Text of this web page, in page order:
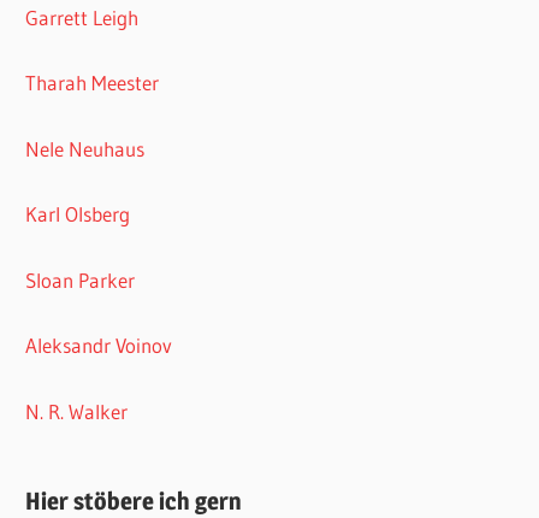
Garrett Leigh
Tharah Meester
Nele Neuhaus
Karl Olsberg
Sloan Parker
Aleksandr Voinov
N. R. Walker
Hier stöbere ich gern